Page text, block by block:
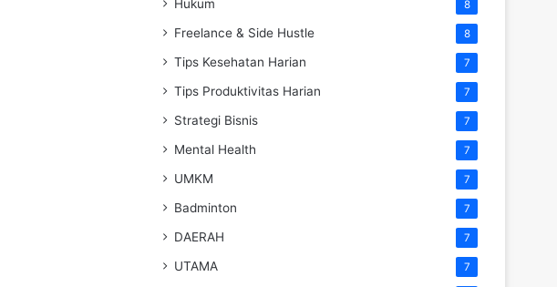
Hukum 8
Freelance & Side Hustle 8
Tips Kesehatan Harian 7
Tips Produktivitas Harian 7
Strategi Bisnis 7
Mental Health 7
UMKM 7
Badminton 7
DAERAH 7
UTAMA 7